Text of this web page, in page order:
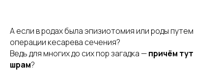
А если в родах была эпизиотомия или роды путем
операции кесарева сечения?
Ведь для многих до сих пор загадка —причём тут
шрам?